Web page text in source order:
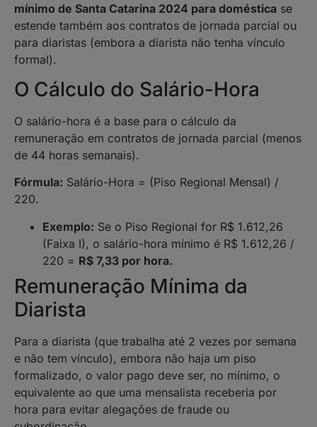
mínimo de Santa Catarina 2024 para doméstica se
estende também aos contratos de jornada parcial ou
para diaristas (embora a diarista não tenha vínculo
formal).
O Cálculo do Salário-Hora
O salário-hora é a base para o cálculo da
remuneração em contratos de jornada parcial (menos
de 44 horas semanais).
Fórmula: Salário-Hora = (Piso Regional Mensal) /
220.
Exemplo: Se o Piso Regional for R$ 1.612,26
(Faixa I), o salário-hora mínimo é R$ 1.612,26 /
220 = R$ 7,33 por hora.
Remuneração Mínima da
Diarista
Para a diarista (que trabalha até 2 vezes por semana
e não tem vínculo), embora não haja um piso
formalizado, o valor pago deve ser, no mínimo, o
equivalente ao que uma mensalista receberia por
hora para evitar alegações de fraude ou